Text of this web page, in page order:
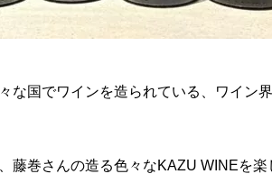
な国でワインを造られている、ワイン
藤巻さんの造る色々なKAZU WINEを